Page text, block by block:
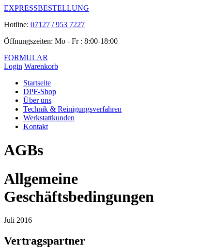
EXPRESSBESTELLUNG
Hotline: 07127 / 953 7227
Öffnungszeiten: Mo - Fr : 8:00-18:00
FORMULAR
Login Warenkorb
Startseite
DPF-Shop
Über uns
Technik & Reinigungsverfahren
Werkstattkunden
Kontakt
AGBs
Allgemeine
Geschäftsbedingungen
Juli 2016
Vertragspartner